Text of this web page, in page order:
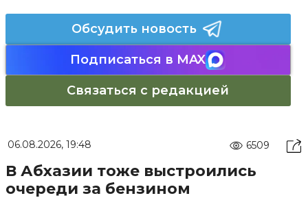
Обсудить новость
Подписаться в MAX
Связаться с редакцией
06.08.2026, 19:48 6509
В Абхазии тоже выстроились
очереди за бензином